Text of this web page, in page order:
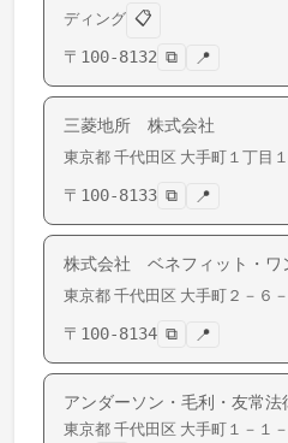
ディング 📋
〒 100-8132 ⧉ 📍
三菱地所 株式会社
東京都 千代田区 大手町 １丁目
〒 100-8133 ⧉ 📍
株式会社 ベネフィット・ワ
東京都 千代田区 大手町 ２－６
〒 100-8134 ⧉ 📍
アンダーソン・毛利・友常
東京都 千代田区 大手町 １－１